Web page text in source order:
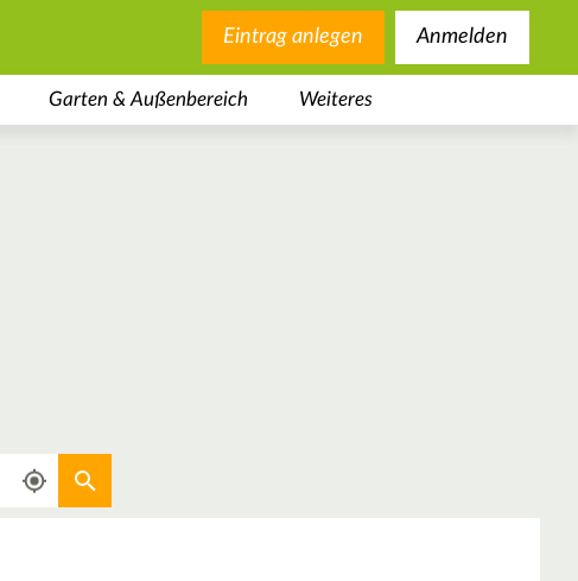
Eintrag anlegen Anmelden
Garten & Außenbereich Weiteres
Aktuellen Standort verwenden